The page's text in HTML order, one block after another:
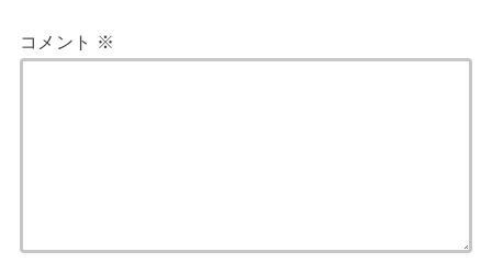
コメント ※